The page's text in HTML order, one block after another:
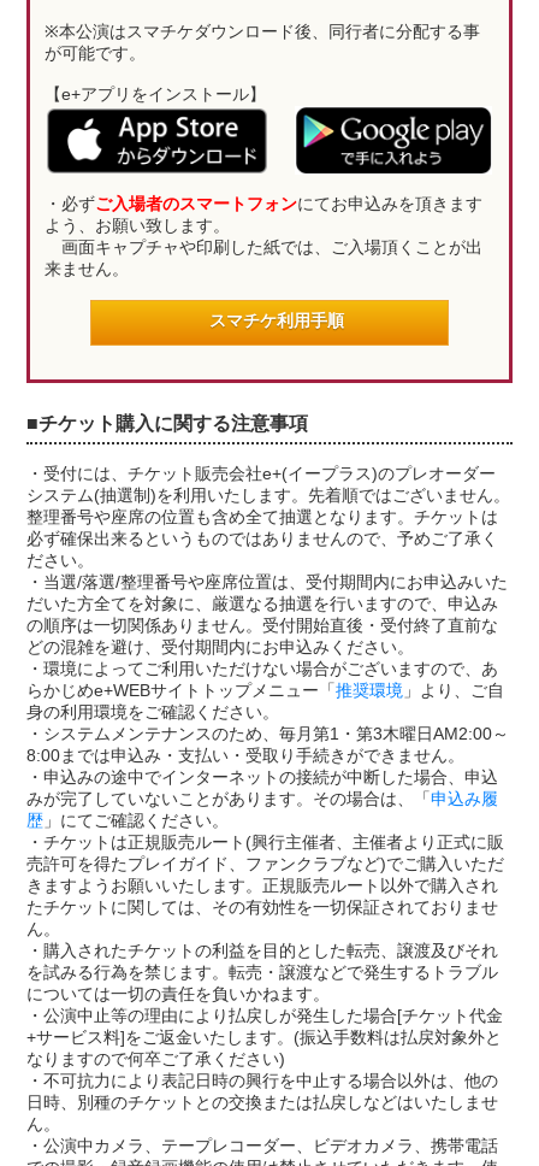
※本公演はスマチケダウンロード後、同行者に分配する事
が可能です。
【e+アプリをインストール】
・必ずご入場者のスマートフォンにてお申込みを頂きます
よう、お願い致します。
画面キャプチャや印刷した紙では、ご入場頂くことが出
来ません。
スマチケ利用手順
■チケット購入に関する注意事項
・受付には、チケット販売会社e+(イープラス)のプレオーダー
システム(抽選制)を利用いたします。先着順ではございません。
整理番号や座席の位置も含め全て抽選となります。チケットは
必ず確保出来るというものではありませんので、予めご了承く
ださい。
・当選/落選/整理番号や座席位置は、受付期間内にお申込みいた
だいた方全てを対象に、厳選なる抽選を行いますので、申込み
の順序は一切関係ありません。受付開始直後・受付終了直前な
どの混雑を避け、受付期間内にお申込みください。
・環境によってご利用いただけない場合がございますので、あ
らかじめe+WEBサイトトップメニュー「推奨環境 」より、ご自
身の利用環境をご確認ください。
・システムメンテナンスのため、毎月第1・第3木曜日AM2:00～
8:00までは申込み・支払い・受取り手続きができません。
・申込みの途中でインターネットの接続が中断した場合、申込
みが完了していないことがあります。その場合は、「申込み履
歴 」にてご確認ください。
・チケットは正規販売ルート(興行主催者、主催者より正式に販
売許可を得たプレイガイド、ファンクラブなど)でご購入いただ
きますようお願いいたします。正規販売ルート以外で購入され
たチケットに関しては、その有効性を一切保証されておりませ
ん。
・購入されたチケットの利益を目的とした転売、譲渡及びそれ
を試みる行為を禁じます。転売・譲渡などで発生するトラブル
については一切の責任を負いかねます。
・公演中止等の理由により払戻しが発生した場合[チケット代金
+サービス料]をご返金いたします。(振込手数料は払戻対象外と
なりますので何卒ご了承ください)
・不可抗力により表記日時の興行を中止する場合以外は、他の
日時、別種のチケットとの交換または払戻しなどはいたしませ
ん。
・公演中カメラ、テープレコーダー、ビデオカメラ、携帯電話